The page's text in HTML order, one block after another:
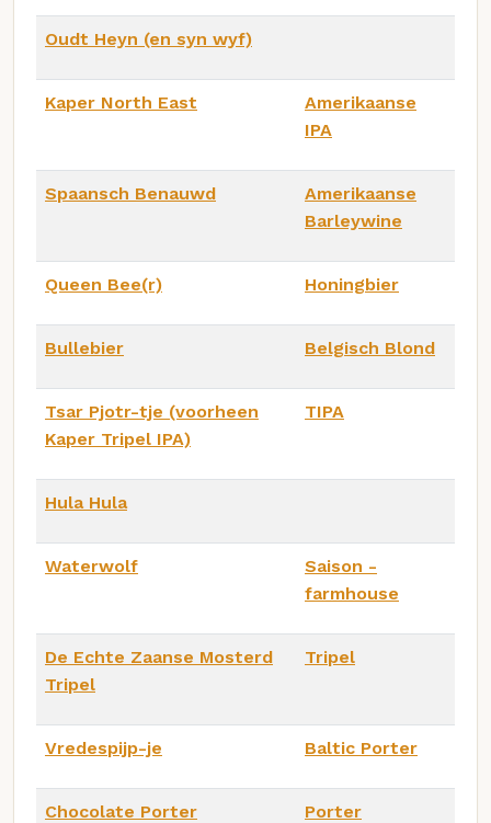
Oudt Heyn (en syn wyf)
Kaper North East
Amerikaanse
IPA
Spaansch Benauwd
Amerikaanse
Barleywine
Queen Bee(r) Honingbier
Bullebier Belgisch Blond
Tsar Pjotr-tje (voorheen
Kaper Tripel IPA)
TIPA
Hula Hula
Waterwolf
Saison -
farmhouse
De Echte Zaanse Mosterd
Tripel
Tripel
Vredespijp-je Baltic Porter
Chocolate Porter Porter